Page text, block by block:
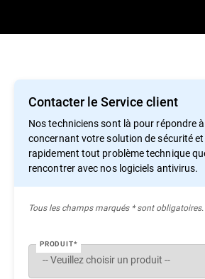
Contacter le Service client
Nos techniciens sont là pour répondre
concernant votre solution de sécurité
rapidement tout problème technique
rencontrer avec nos logiciels antivirus.
Tous les champs marqués * sont obligatoires.
PRODUIT*